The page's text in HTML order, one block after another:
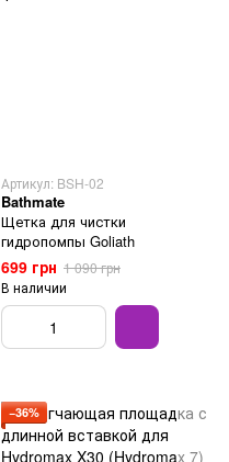
Артикул: BSH-02
Bathmate
Щетка для чистки
гидропомпы Goliath
699 грн 1 090 грн
В наличии
−36%